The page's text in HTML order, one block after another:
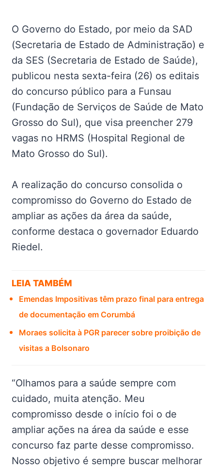
O Governo do Estado, por meio da SAD
(Secretaria de Estado de Administração) e
da SES (Secretaria de Estado de Saúde),
publicou nesta sexta-feira (26) os editais
do concurso público para a Funsau
(Fundação de Serviços de Saúde de Mato
Grosso do Sul), que visa preencher 279
vagas no HRMS (Hospital Regional de
Mato Grosso do Sul).
A realização do concurso consolida o
compromisso do Governo do Estado de
ampliar as ações da área da saúde,
conforme destaca o governador Eduardo
Riedel.
LEIA TAMBÉM
Emendas Impositivas têm prazo final para entrega
de documentação em Corumbá
Moraes solicita à PGR parecer sobre proibição de
visitas a Bolsonaro
“Olhamos para a saúde sempre com
cuidado, muita atenção. Meu
compromisso desde o início foi o de
ampliar ações na área da saúde e esse
concurso faz parte desse compromisso.
Nosso objetivo é sempre buscar melhorar